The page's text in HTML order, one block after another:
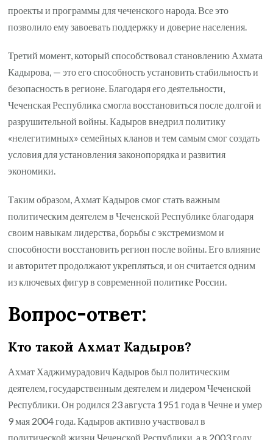
проекты и программы для чеченского народа. Все это
позволило ему завоевать поддержку и доверие населения.
Третий момент, который способствовал становлению Ахмата
Кадырова, — это его способность установить стабильность и
безопасность в регионе. Благодаря его деятельности,
Чеченская Республика смогла восстановиться после долгой и
разрушительной войны. Кадыров внедрил политику
«нелегитимных» семейных кланов и тем самым смог создать
условия для установления законопорядка и развития
экономики.
Таким образом, Ахмат Кадыров смог стать важным
политическим деятелем в Чеченской Республике благодаря
своим навыкам лидерства, борьбы с экстремизмом и
способности восстановить регион после войны. Его влияние
и авторитет продолжают укрепляться, и он считается одним
из ключевых фигур в современной политике России.
Вопрос-ответ:
Кто такой Ахмат Кадыров?
Ахмат Хаджимурадович Кадыров был политическим
деятелем, государственным деятелем и лидером Чеченской
Республики. Он родился 23 августа 1951 года в Чечне и умер
9 мая 2004 года. Кадыров активно участвовал в
политической жизни Чеченской Республики, а в 2003 году